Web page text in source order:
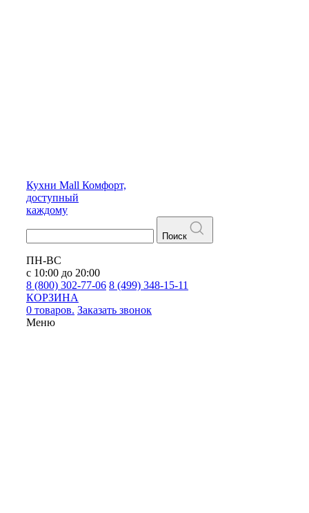
Кухни Mall Комфорт,
доступный
каждому
Поиск
ПН-ВС
с 10:00 до 20:00
8 (800) 302-77-06 8 (499) 348-15-11
КОРЗИНА
0 товаров. Заказать звонок
Меню